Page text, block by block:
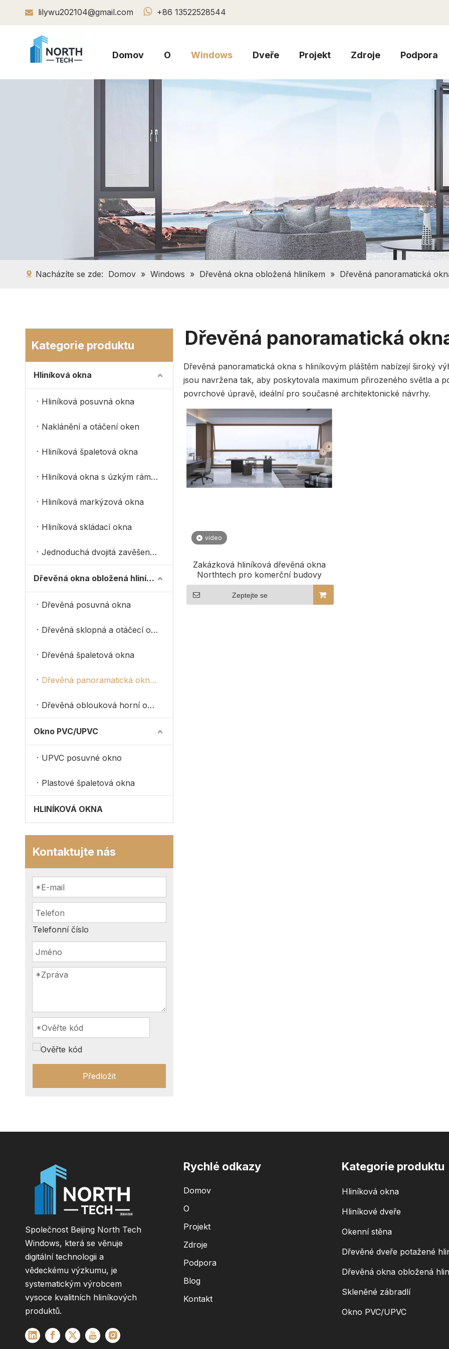
 lilywu202104@gmail.com  +86 13522528544
Domov O Windows Dveře Projekt Zdroje Podpora
Nacházíte se zde: Domov » Windows » Dřevěná okna obložená hliníkem » Dřevěná panoramatická
Kategorie produktu
Hliníková okna
Hliníková posuvná okna
Naklánění a otáčení oken
Hliníková špaletová okna
Hliníková okna s úzkým rámem
Hliníková markýzová okna
Hliníková skládací okna
Jednoduchá dvojitá zavěšená okna
Dřevěná okna obložená hliníkem
Dřevěná posuvná okna
Dřevěná sklopná a otáčecí okna
Dřevěná špaletová okna
Dřevěná panoramatická okna obložená hliníkem
Dřevěná oblouková horní okna
Okno PVC/UPVC
UPVC posuvné okno
Plastové špaletová okna
HLINÍKOVÁ OKNA
Kontaktujte nás
Telefonní číslo
Předložit
Dřevěná panoramatická
Dřevěná panoramatická okna s hliníkovým pláštěm nabízejí široký
jsou navržena tak, aby poskytovala maximum přirozeného světla a
povrchové úpravě, ideální pro současné architektonické návrhy.
video
Zakázková hliníková dřevěná okna
Northtech pro komerční budovy
Zeptejte se
Společnost Beijing North Tech
Windows, která se věnuje
digitální technologii a
vědeckému výzkumu, je
systematickým výrobcem
vysoce kvalitních hliníkových
produktů.
Rychlé odkazy
Domov
O
Projekt
Zdroje
Podpora
Blog
Kontakt
Kategorie produktu
Hliníková okna
Hliníkové dveře
Okenní stěna
Dřevěné dveře potažené
Dřevěná okna obložená
Skleněné zábradlí
Okno PVC/UPVC